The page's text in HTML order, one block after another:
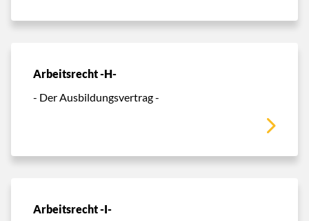
Arbeitsrecht -H-
- Der Ausbildungsvertrag -
Arbeitsrecht -I-